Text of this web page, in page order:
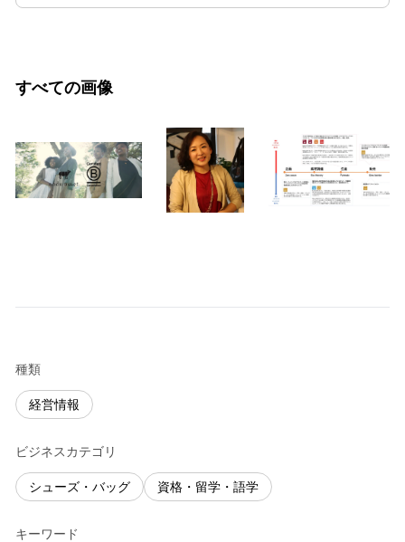
すべての画像
種類
経営情報
ビジネスカテゴリ
シューズ・バッグ 資格・留学・語学
キーワード